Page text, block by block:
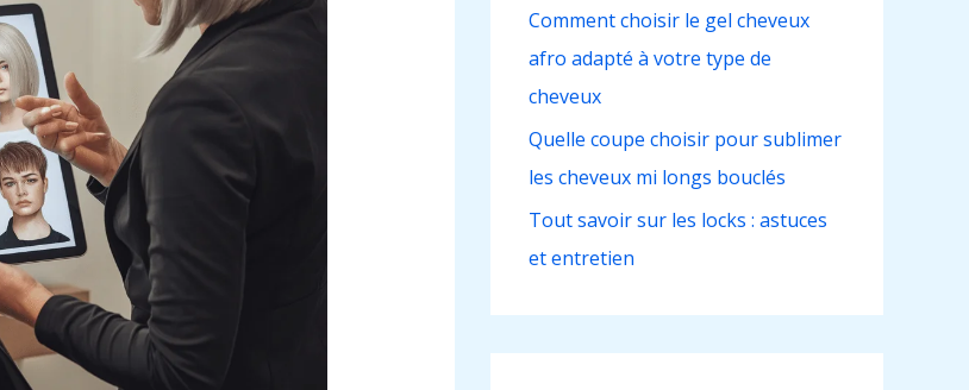
:Comment choisir le gel cheveux
afro adapté à votre type de
cheveux
Quelle coupe choisir pour sublimer
les cheveux mi longs bouclés
Tout savoir sur les locks : astuces
et entretien